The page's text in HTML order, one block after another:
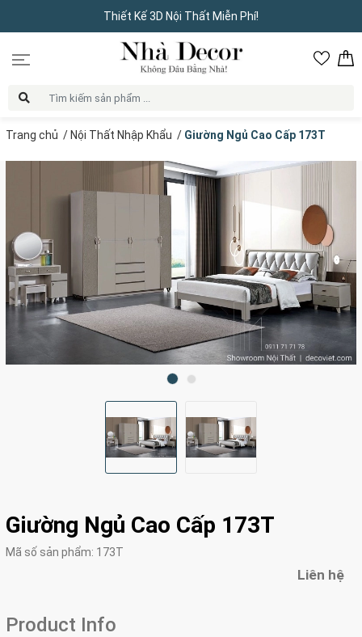
Thiết Kế 3D Nội Thất Miễn Phí!
Trang chủ / Nội Thất Nhập Khẩu / Giường Ngủ Cao Cấp 173T
Giường Ngủ Cao Cấp 173T
Mã số sản phẩm: 173T
Liên hệ
Product Info